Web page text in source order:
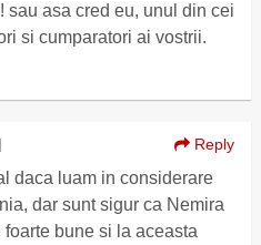
sau asa cred eu, unul din cei
si cumparatori ai vostrii.
Reply
daca luam in considerare
dar sunt sigur ca Nemira
foarte bune si la aceasta